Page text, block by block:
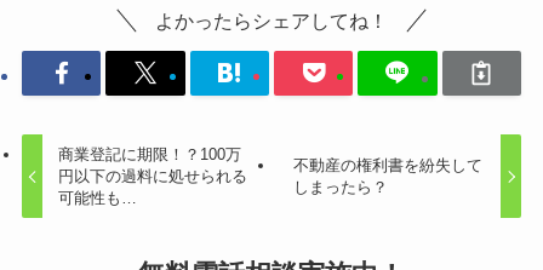
よかったらシェアしてね！
商業登記に期限！？100万
円以下の過料に処せられる
可能性も…
不動産の権利書を紛失して
しまったら？